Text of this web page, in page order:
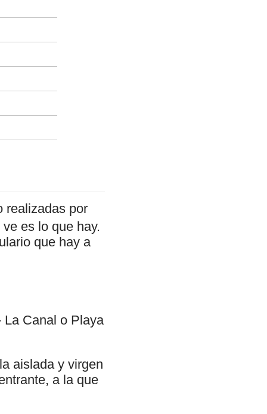
realizadas por
es lo que hay.
que hay a
La Canal o Playa
aislada y virgen
a la que